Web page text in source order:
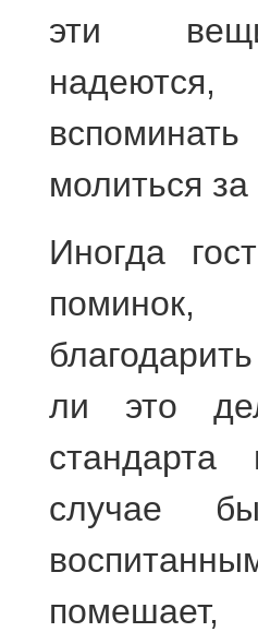
эти
молиться
Иногда
ли это
случае